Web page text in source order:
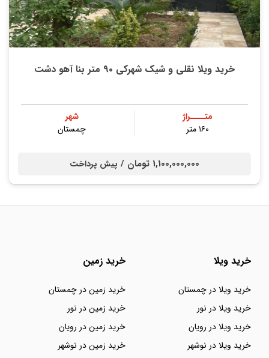
خرید ویلا نقلی و شیک شهرکی ۹۰ متر بنا آهو دشت
متــــراژ
۱۶۰ متر
شهر
چمستان
1,100,000,000 تومان / پیش پرداخت
خرید ویلا
خرید ویلا در چمستان
خرید ویلا در نور
خرید ویلا در رویان
خرید ویلا در نوشهر
خرید زمین
خرید زمین در چمستان
خرید زمین در نور
خرید زمین در رویان
خرید زمین در نوشهر